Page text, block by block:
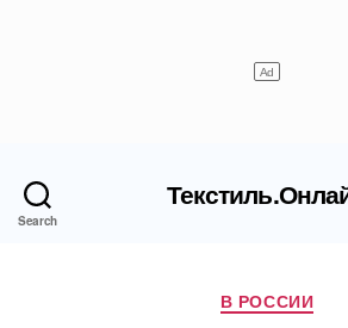
Search
Рубрики
В РОССИИ